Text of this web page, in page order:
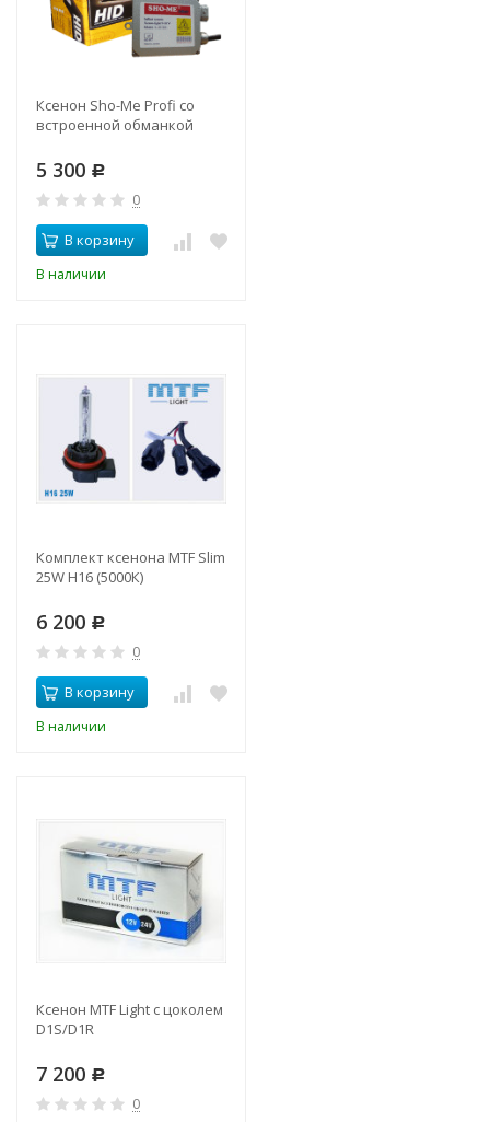
Ксенон Sho-Me Profi со
встроенной обманкой
5 300 Р
0
В корзину
В наличии
Комплект ксенона MTF Slim
25W H16 (5000К)
6 200 Р
0
В корзину
В наличии
Ксенон MTF Light с цоколем
D1S/D1R
7 200 Р
0